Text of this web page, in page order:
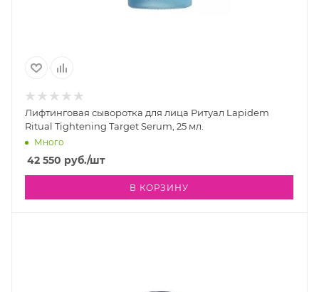
Лифтинговая сыворотка для лица Ритуал Lapidem
Ritual Tightening Target Serum, 25 мл.
Много
42 550 руб./шт
В КОРЗИНУ